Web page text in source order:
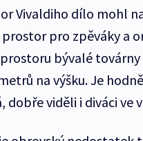
Vivaldiho dílo mohl
pro zpěváky a
bývalé
na výšku. Je
dobře viděli i diváci ve